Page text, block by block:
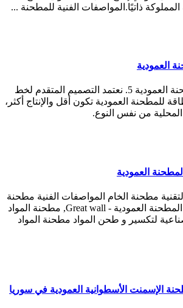
ذاتيًا.المواصفات الفنية للمطحنة ...
العمودية
استهلاك الطاقة للمطحنة العمودية 5. نعتمد التصميم المتقدم لخط
للمطحنة العمودية تكون أقل والإنتاج أكثر،
المحلية من نفس النوع.
مطحنة الخام المواصفات الفنية مطحنة
عمودية للمواد الخام - المطحنة العمودية - Great wall, مطحنة المواد
لتكسير و طحن المواد مطحنة المواد
الإسمنت الأسطوانية العمودية في سوريا